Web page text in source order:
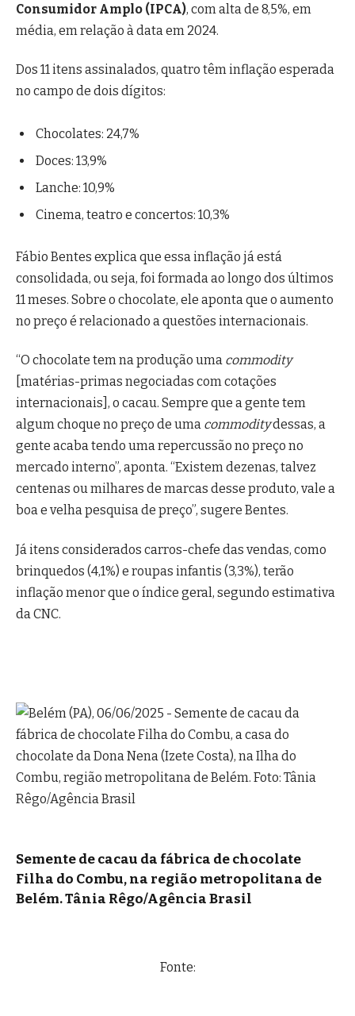
Consumidor Amplo (IPCA), com alta de 8,5%, em
média, em relação à data em 2024.
Dos 11 itens assinalados, quatro têm inflação esperada
no campo de dois dígitos:
Chocolates: 24,7%
Doces: 13,9%
Lanche: 10,9%
Cinema, teatro e concertos: 10,3%
Fábio Bentes explica que essa inflação já está
consolidada, ou seja, foi formada ao longo dos últimos
11 meses. Sobre o chocolate, ele aponta que o aumento
no preço é relacionado a questões internacionais.
“O chocolate tem na produção uma commodity
[matérias-primas negociadas com cotações
internacionais], o cacau. Sempre que a gente tem
algum choque no preço de uma commoditydessas, a
gente acaba tendo uma repercussão no preço no
mercado interno”, aponta. “Existem dezenas, talvez
centenas ou milhares de marcas desse produto, vale a
boa e velha pesquisa de preço”, sugere Bentes.
Já itens considerados carros-chefe das vendas, como
brinquedos (4,1%) e roupas infantis (3,3%), terão
inflação menor que o índice geral, segundo estimativa
da CNC.
Semente de cacau da fábrica de chocolate
Filha do Combu, na região metropolitana de
Belém.Tânia Rêgo/Agência Brasil
Fonte: